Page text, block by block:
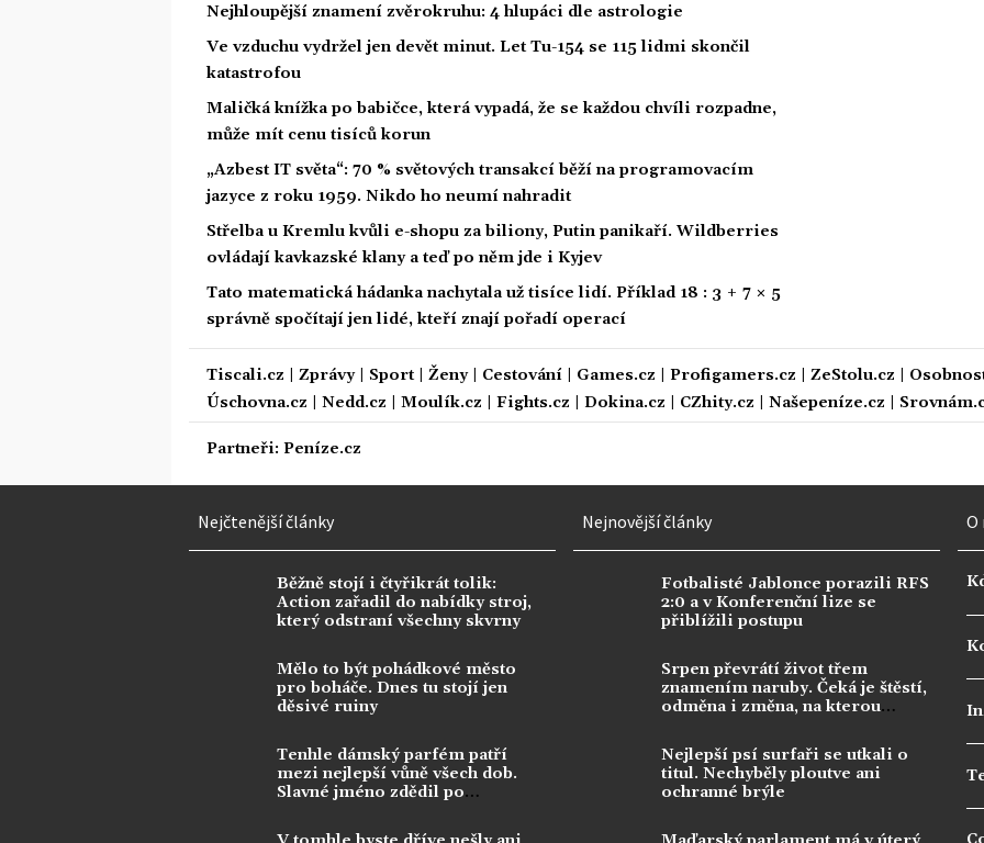
Nejhloupější znamení zvěrokruhu: 4 hlupáci dle astrologie
Ve vzduchu vydržel jen devět minut. Let Tu-154 se 115 lidmi skončil
katastrofou
Maličká knížka po babičce, která vypadá, že se každou chvíli rozpadne,
může mít cenu tisíců korun
„Azbest IT světa“: 70 % světových transakcí běží na programovacím
jazyce z roku 1959. Nikdo ho neumí nahradit
Střelba u Kremlu kvůli e-shopu za biliony, Putin panikaří. Wildberries
ovládají kavkazské klany a teď po něm jde i Kyjev
Tato matematická hádanka nachytala už tisíce lidí. Příklad 18 : 3 + 7 × 5
správně spočítají jen lidé, kteří znají pořadí operací
Tiscali.cz Zprávy| Sport| Ženy| Cestování Games.cz Profigamers.cz ZeStolu.cz
Úschovna.cz
Nedd.cz Moulík.cz Fights.cz Dokina.cz CZhity.cz Našepeníze.cz
Partneři: Peníze.cz
Nejčtenější články
Běžně stojí i čtyřikrát tolik:
Action zařadil do nabídky stroj,
který odstraní všechny skvrny
Mělo to být pohádkové město
pro boháče. Dnes tu stojí jen
děsivé ruiny
Tenhle dámský parfém patří
mezi nejlepší vůně všech dob.
Slavné jméno zdědil po
Nejnovější články
Fotbalisté Jablonce porazili RFS
2:0 a v Konferenční lize se
přiblížili postupu
Srpen převrátí život třem
znamením naruby. Čeká je štěstí,
odměna i změna, na kterou
Nejlepší psí surfaři se utkali o
titul. Nechyběly ploutve ani
ochranné brýle
O